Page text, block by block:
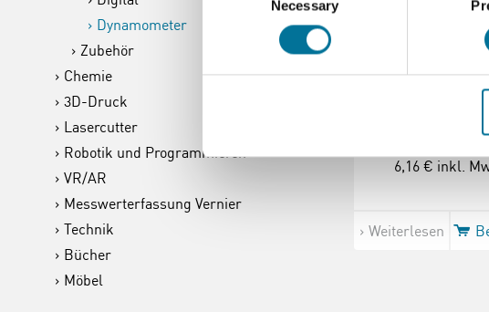
Necessary
Dynamometer
Zubehör
Chemie
3D-Druck
Lasercutter
Robotik und Programmieren
VR/AR
Messwerterfassung Vernier
Technik
Bücher
Möbel
5N
6,16 € inkl.
Weiterlesen